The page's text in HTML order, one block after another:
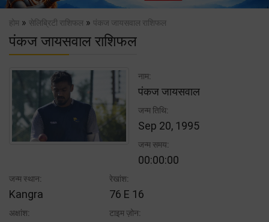
होम » सेलिब्रिटी राशिफल » पंकज जायसवाल राशिफल
पंकज जायसवाल राशिफल
नाम:
पंकज जायसवाल
जन्म तिथि:
Sep 20, 1995
जन्म समय:
00:00:00
जन्म स्थान:
Kangra
रेखांश:
76 E 16
अक्षांश: टाइम ज़ोन: